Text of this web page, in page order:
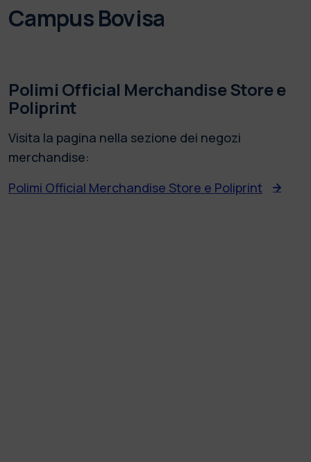
Campus Bovisa
Polimi Official Merchandise Store e
Poliprint
Visita la pagina nella sezione dei negozi
merchandise:
Polimi Official Merchandise Store e Poliprint